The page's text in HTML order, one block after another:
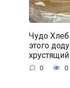
Чудо Хлеб
этого
0 0